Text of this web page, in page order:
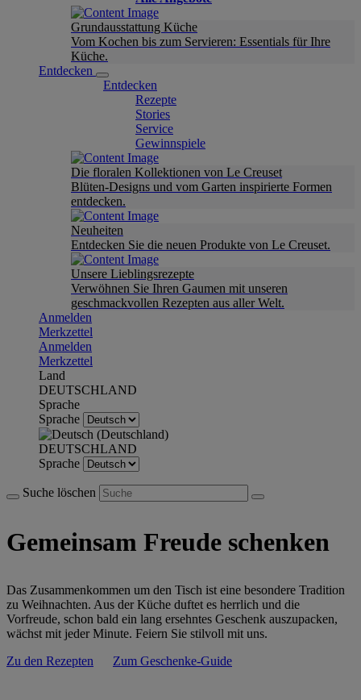
Grundausstattung Küche
Vom Kochen bis zum Servieren: Essentials für Ihre
Küche.
Entdecken
Entdecken
Rezepte
Stories
Service
Gewinnspiele
Die floralen Kollektionen von Le Creuset
Blüten-Designs und vom Garten inspirierte Formen
entdecken.
Neuheiten
Entdecken Sie die neuen Produkte von Le Creuset.
Unsere Lieblingsrezepte
Verwöhnen Sie Ihren Gaumen mit unseren
geschmackvollen Rezepten aus aller Welt.
Anmelden
Merkzettel
Anmelden
Merkzettel
Land
DEUTSCHLAND
Sprache
Sprache
DEUTSCHLAND
Sprache
Suche löschen
Gemeinsam Freude schenken
Das Zusammenkommen um den Tisch ist eine besondere Tradition
zu Weihnachten. Aus der Küche duftet es herrlich und die
Vorfreude, schon bald ein lang ersehntes Geschenk auszupacken,
wächst mit jeder Minute. Feiern Sie stilvoll mit uns.
Zu den Rezepten
Zum Geschenke-Guide